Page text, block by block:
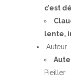
c’est
lente,
Auteur
Pieiller